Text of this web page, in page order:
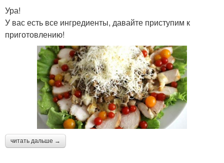
Ура!
У вас есть все ингредиенты, давайте приступим к
приготовлению!
читать дальше →